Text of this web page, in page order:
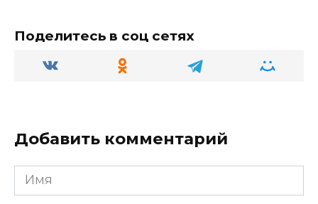
Поделитесь в соц сетях
Добавить комментарий
Имя
*